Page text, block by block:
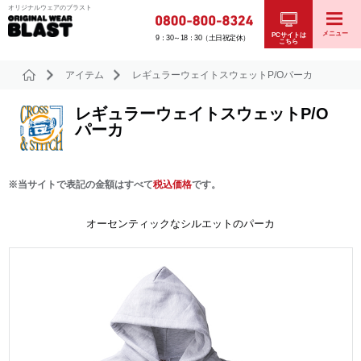
オリジナルウェアのブラスト
9：30～18：30（土日祝定休）
PCサイトは
こちら
メニュー
アイテム レギュラーウェイトスウェットP/Oパーカ
レギュラーウェイトスウェットP/O
パーカ
※当サイトで表記の金額はすべて税込価格です。
オーセンティックなシルエットのパーカ